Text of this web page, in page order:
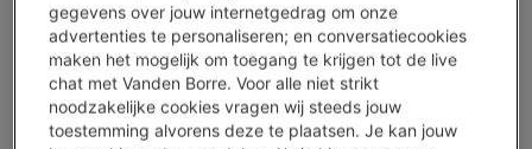
Vergelijken
gegevens over jouw internetgedrag om onze
advertenties te personaliseren; en conversatiecookies
maken het mogelijk om toegang te krijgen tot de live
chat met Vanden Borre. Voor alle niet strikt
noodzakelijke cookies vragen wij steeds jouw
toestemming alvorens deze te plaatsen. Je kan jouw